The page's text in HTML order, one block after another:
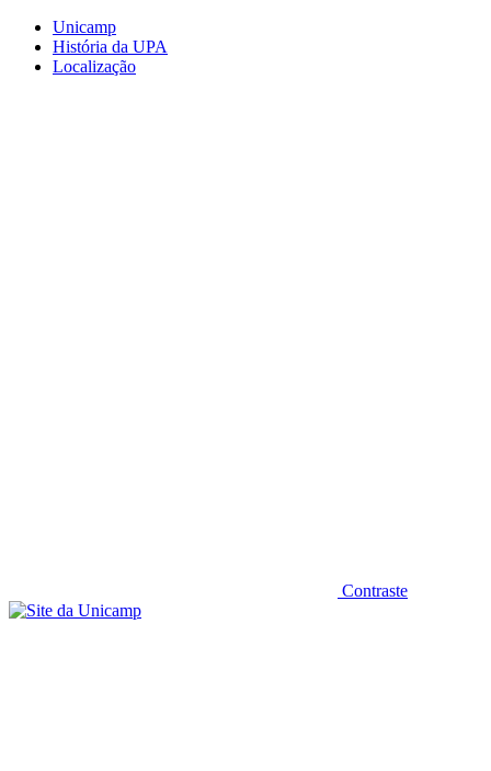
Conteúdo principal
Unicamp
História da UPA
Localização
Contraste